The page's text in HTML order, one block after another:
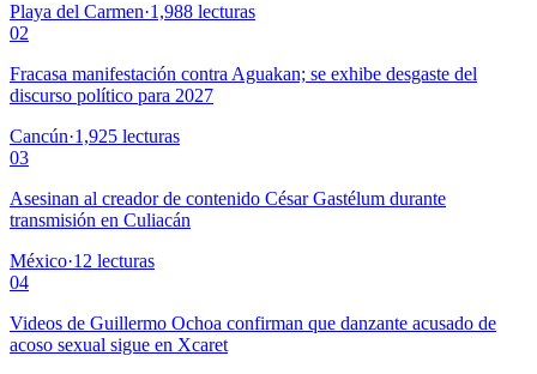
Playa del Carmen·1,988 lecturas
02
Fracasa manifestación contra Aguakan; se exhibe desgaste del
discurso político para 2027
Cancún·1,925 lecturas
03
Asesinan al creador de contenido César Gastélum durante
transmisión en Culiacán
México·12 lecturas
04
Videos de Guillermo Ochoa confirman que danzante acusado de
acoso sexual sigue en Xcaret